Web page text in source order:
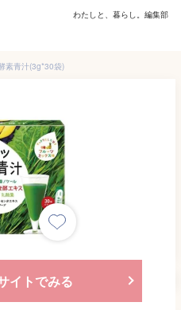
わたしと、暮らし。編集部
素青汁(3g*30袋)
イトでみる